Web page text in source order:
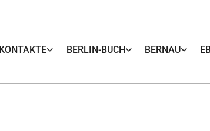
KONTAKTE BERLIN-BUCH BERNAU